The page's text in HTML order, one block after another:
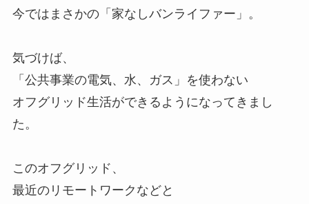
今ではまさかの「家なしバンライファー」。
気づけば、
「公共事業の電気、水、ガス」を使わない
オフグリッド生活ができるようになってきまし
た。
このオフグリッド、
最近のリモートワークなどと